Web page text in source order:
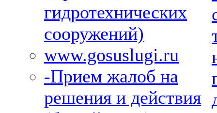
гидротехнических
сооружений)
www.gosuslugi.ru
-Прием жалоб на
решения и действия